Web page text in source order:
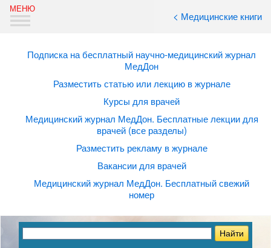
< Медицинские книги
Подписка на бесплатный научно-медицинский журнал
МедДон
Разместить статью или лекцию в журнале
Курсы для врачей
Медицинский журнал МедДон. Бесплатные лекции для
врачей (все разделы)
Разместить рекламу в журнале
Вакансии для врачей
Медицинский журнал МедДон. Бесплатный свежий
номер